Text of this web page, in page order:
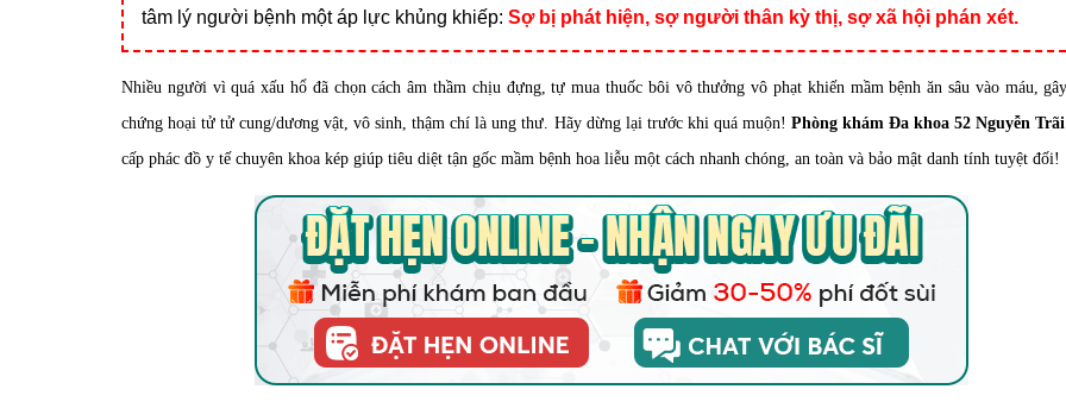
tâm lý người bệnh một áp lực khủng khiếp: Sợ bị phát hiện, sợ người thân kỳ thị, sợ xã hội phán xét.
Nhiều người vì quá xấu hổ đã chọn cách âm thầm chịu đựng, tự mua thuốc bôi vô thưởng vô phạt khiến mầm bệnh ăn sâu vào máu,
chứng hoại tử tử cung/dương vật, vô sinh, thậm chí là ung thư. Hãy dừng lại trước khi quá muộn! Phòng khám Đa khoa 52 Nguyễn Trãi
cấp phác đồ y tế chuyên khoa kép giúp tiêu diệt tận gốc mầm bệnh hoa liễu một cách nhanh chóng, an toàn và bảo mật danh tính tuyệt đối!